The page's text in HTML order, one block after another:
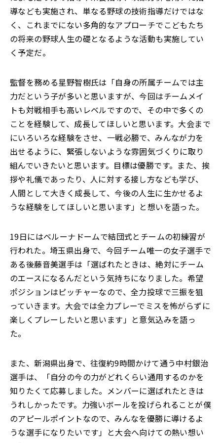
導なども実施され、単なる野球の技術指導だけではな
く、これまでにない多角的なアプローチでこどもたち
の将来の野球人生の礎となるような活動も実施してい
く予定だ。
監督を務める星野智樹氏は「自身の所属チームでは主
力だという子が多いと思いますが、今回はチームメイ
トも対戦相手も高いレベルですので、その中で多くの
ことを経験して、成長してほしいと思います。大会まで
にいろいろな経験をさせ、一戦必勝で、みんなが力を
出せるように、緊張しないような雰囲気づくりに取り
組んでいきたいと思います。目標は優勝です。また、挨
拶や礼儀であったり、人に対する接し方なども学び、
人間として大きく成長して、今後の人生に生かせるよ
うな経験をしてほしいと思います」と想いを語った。
19日にはベルーナドームで結団式とチームの初練習が
行われた。埼玉県出身で、今回チーム唯一の女子選手で
ある後藤音美選手は「選ばれたときは、絶対にチーム
のエースになるんだという気持ちになりました。希望
ポジションはピッチャーなので、全力投球で三振を狙
っていきます。大会では全力プレーでミスを怖がらずに
楽しくプレーしたいと思います」と意気込みを語っ
た。
また、新潟県出身で、往復約9時間かけて通う中村銀治
選手は、「自分の今の力がどれくらい通用するのかを
知りたくて応募しました。メンバーに選ばれたときは
うれしかったです。力強いボールを投げられることが僕
のアピールポイントなので、みんなを優勝に導けるよ
うな選手になりたいです」と大会へ向けての熱い想い